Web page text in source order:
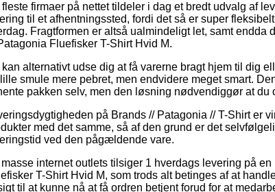
fleste firmaer på nettet tildeler i dag et bredt udvalg af
til et afhentningssted, fordi det så er super
Fragtformen er altså ualmindeligt let, samt
Fluefisker T-Shirt Hvid M.
kan alternativt udse dig at få varerne bragt hjem til dig
smule mere pebret, men endvidere meget smart.
pakken selv, men den løsning nødvendiggør at
på Brands // Patagonia // T-Shirt er
med det samme, så af den grund er det
ved den pågældende vare.
masse internet outlets tilsiger 1 hverdags levering på
T-Shirt Hvid M, som trods alt betinges af at
til at kunne nå at få ordren betjent forud for at